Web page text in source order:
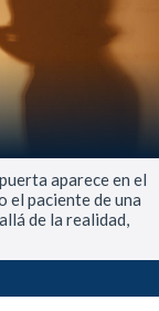
aparece en el
el paciente de una
de la realidad,